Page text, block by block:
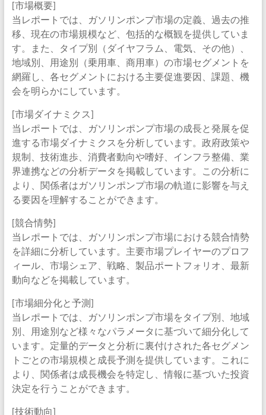
[市場概要]
当レポートでは、ガソリンポンプ市場の定義、過去の推
移、現在の市場規模など、包括的な概観を提供していま
す。また、タイプ別（ダイヤフラム、電気、その他）、
地域別、用途別（乗用車、商用車）の市場セグメントを
網羅し、各セグメントにおける主要促進要因、課題、機
会を明らかにしています。
[市場ダイナミクス]
当レポートでは、ガソリンポンプ市場の成長と発展を促
進する市場ダイナミクスを分析しています。政府政策や
規制、技術進歩、消費者動向や嗜好、インフラ整備、業
界連携などの分析データを掲載しています。この分析に
より、関係者はガソリンポンプ市場の軌道に影響を与え
る要因を理解することができます。
[競合情勢]
当レポートでは、ガソリンポンプ市場における競合情勢
を詳細に分析しています。主要市場プレイヤーのプロフ
ィール、市場シェア、戦略、製品ポートフォリオ、最新
動向などを掲載しています。
[市場細分化と予測]
当レポートでは、ガソリンポンプ市場をタイプ別、地域
別、用途別など様々なパラメータに基づいて細分化して
います。定量的データと分析に裏付けされた各セグメン
トごとの市場規模と成長予測を提供しています。これに
より、関係者は成長機会を特定し、情報に基づいた投資
決定を行うことができます。
[技術動向]